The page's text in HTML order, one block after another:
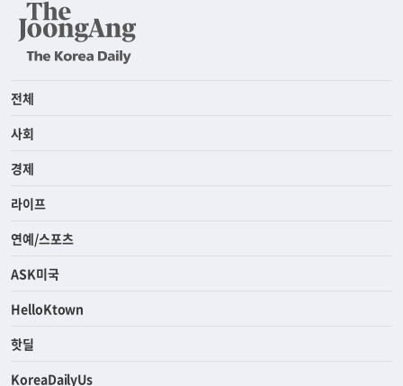
전체
사회
경제
라이프
연예/스포츠
ASK미국
HelloKtown